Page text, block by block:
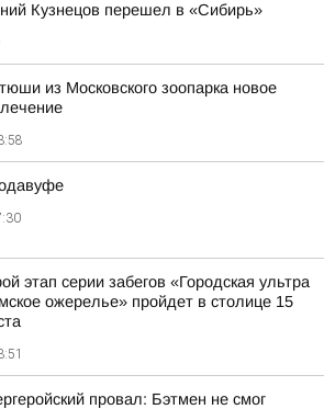
Кузнецов перешел в «Сибирь»
из Московского зоопарка новое
этап серии забегов «Городская ультра
ожерелье» пройдет в столице 15
провал: Бэтмен не смог